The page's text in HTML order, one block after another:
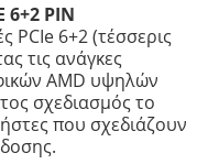
6+2 PIN
PCIe 6+2 (τέσσερις
τις ανάγκες
AMD υψηλών
σχεδιασμός το
που σχεδιάζουν